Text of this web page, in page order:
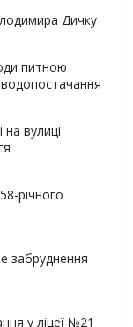
Дичку
питною
вулиці
річного
забруднення
у ліцеї №21